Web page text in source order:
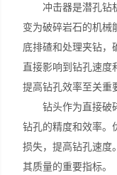
冲击器是潜孔钻机
变为破碎岩石的机械
底排碴和处理夹钻，
直接影响到钻孔速度
提高钻孔效率至关重
钻头作为直接破碎
钻孔的精度和效率。
损失，提高钻孔速度
其质量的重要指标。